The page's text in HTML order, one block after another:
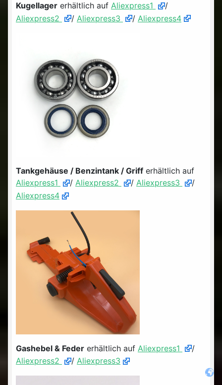
Kugellager erhältlich auf Aliexpress1
/
Aliexpress2
/ Aliexpress3 / Aliexpress4
Tankgehäuse / Benzintank / Griff erhältlich auf
Aliexpress1
/ Aliexpress2 / Aliexpress3
/
Aliexpress4
Gashebel & Feder erhältlich auf Aliexpress1
/
Aliexpress2
/ Aliexpress3